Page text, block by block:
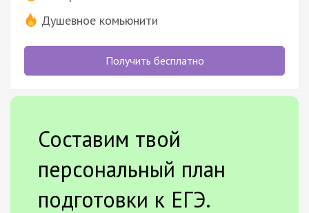
Душевное комьюнити
Получить бесплатно
Составим твой
персональный план
подготовки к ЕГЭ.